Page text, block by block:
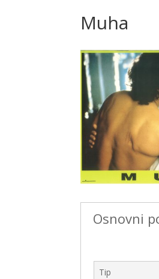
Muha
Osnovni
Tip